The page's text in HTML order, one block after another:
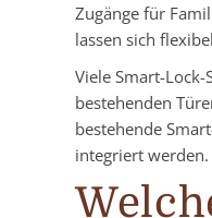
Zugänge für
lassen sich
Viele Smart-
bestehenden
bestehende
integriert werden.